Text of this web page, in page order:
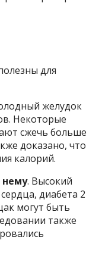
для
желудок
Некоторые
сжечь больше
доказано, что
калорий.
нему. Высокий
диабета 2
могут быть
также